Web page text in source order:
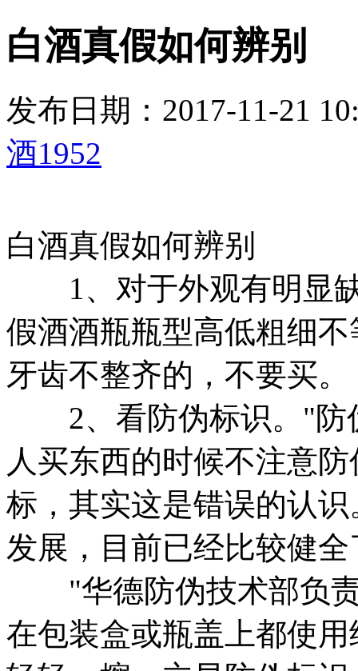
白酒真假如何辨别
发布日期：2017-11-21
酒1952
白酒真假如何辨别
1、对于外观有明显缺
假酒酒瓶瓶型高低粗细
牙齿不整齐的，不要买。
2、看防伪标识。"防
人买东西的时候不注意
标，其实这是错误的认
发展，目前已经比较健全
"华德防伪技术部负责
在包装盒或瓶盖上都使